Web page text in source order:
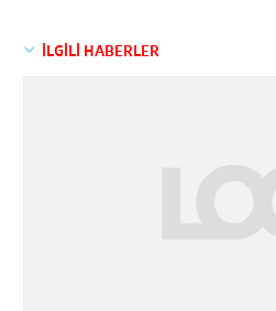
İLGİLİ HABERLER